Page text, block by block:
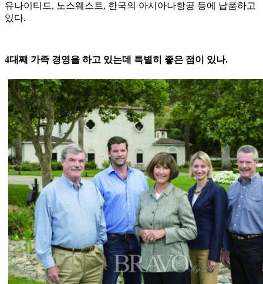
유나이티드, 노스웨스트, 한국의 아시아나항공 등에 납품하고
있다.
4대째 가족 경영을 하고 있는데 특별히 좋은 점이 있나.